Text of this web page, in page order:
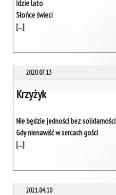
Idzie lato
Słońce świeci
[...]
2020.07.13
Krzyżyk
Nie będzie jedności bez solidarności
Gdy nienawiść w sercach gości
[...]
2021.04.10